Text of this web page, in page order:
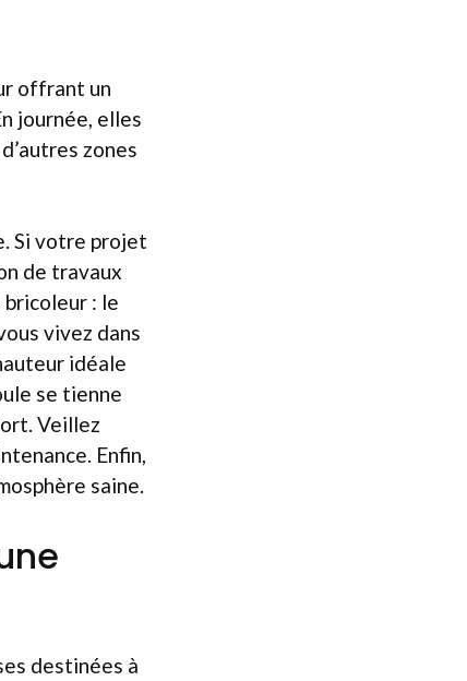
offrant un
journée, elles
zones
Si votre projet
de travaux
bricoleur : le
vivez dans
idéale
se tienne
Veillez
Enfin,
saine.
destinées à